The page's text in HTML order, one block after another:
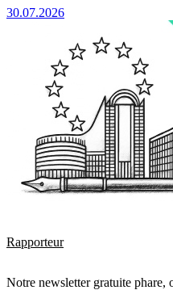
30.07.2026
Rapporteur
Notre newsletter gratuite phare,